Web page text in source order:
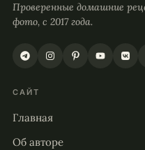
Проверенные домашние
фото, с 2017 года.
САЙТ
Главная
Об авторе